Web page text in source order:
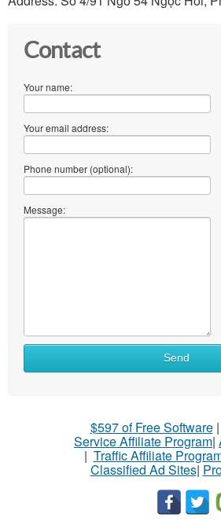
Contact
Your name:
Your email address:
Phone number (optional):
Message:
Send
$597 of Free Software|
Service Affiliate Program|
| Traffic Affiliate
Classified Ad Sites|